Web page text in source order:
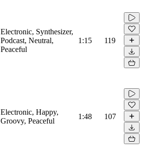
Electronic, Synthesizer,
Podcast, Neutral,
Peaceful
1:15 119
Electronic, Happy,
Groovy, Peaceful
1:48 107